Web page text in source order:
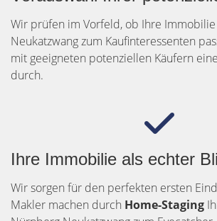
Wir prüfen im Vorfeld, ob Ihre
Neukatzwang zum Kaufinteressenten
mit geeigneten potenziellen Käufern eine
durch.
Ihre Immobilie als echter
Wir sorgen für den perfekten ersten
Makler machen durch Home-Staging